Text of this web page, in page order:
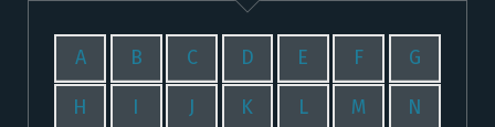
A B C D E F G
H I J K L M N